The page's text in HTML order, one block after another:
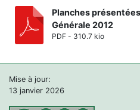
Planches
Générale 2012
PDF - 310.7 kio
Mise à jour:
13 janvier 2026